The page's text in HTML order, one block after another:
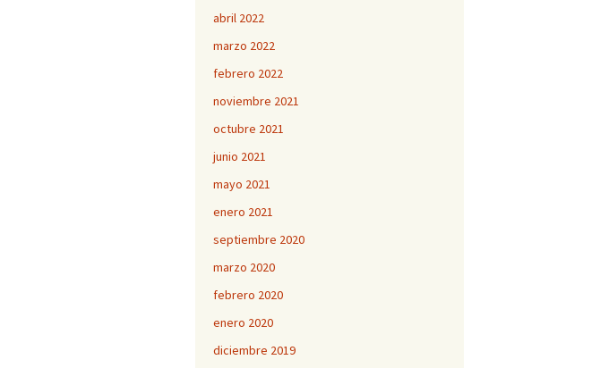
abril 2022
marzo 2022
febrero 2022
noviembre 2021
octubre 2021
junio 2021
mayo 2021
enero 2021
septiembre 2020
marzo 2020
febrero 2020
enero 2020
diciembre 2019